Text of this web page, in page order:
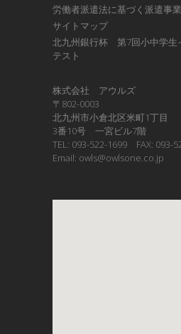
労働者派遣法に基づく派遣事
サイトマップ
北九州銀行杯 第7回小中学生
テスト
株式会社 アウルズ
〒802-0003
北九州市小倉北区米町1丁目
3番10号 一宮ビル7階
TEL: 093-522-1699 FAX: 093-
Email: owls@owlsone.co.jp